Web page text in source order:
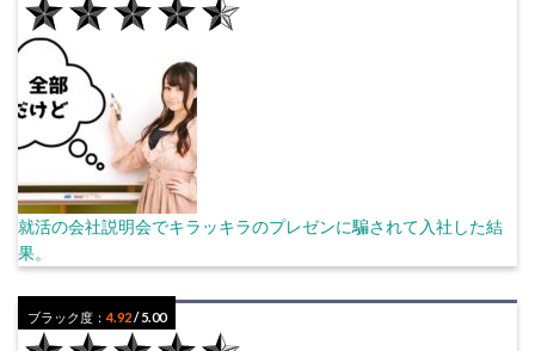
就活の会社説明会でキラッキラのプレゼンに騙されて入社した結
果。
ブラック度：4.92/ 5.00